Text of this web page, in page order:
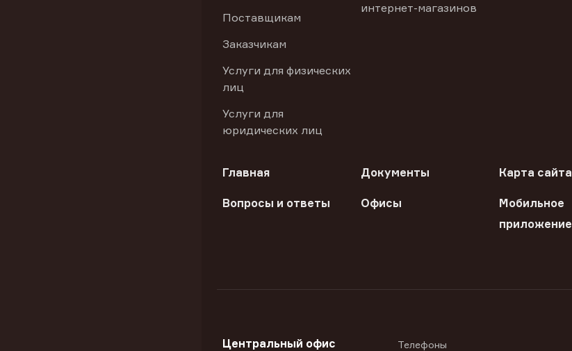
Поставщикам
Заказчикам
Услуги для физических
лиц
Услуги для
юридических лиц
интернет-магазинов
Главная Документы Карта сайта
Вопросы и ответы Офисы
Мобильное
приложение
Центральный офис Телефоны